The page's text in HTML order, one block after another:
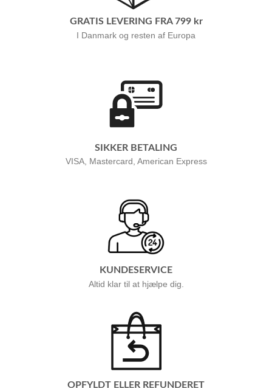
GRATIS LEVERING FRA 799 kr
I Danmark og resten af Europa
SIKKER BETALING
VISA, Mastercard, American Express
KUNDESERVICE
Altid klar til at hjælpe dig.
OPFYLDT ELLER REFUNDERET